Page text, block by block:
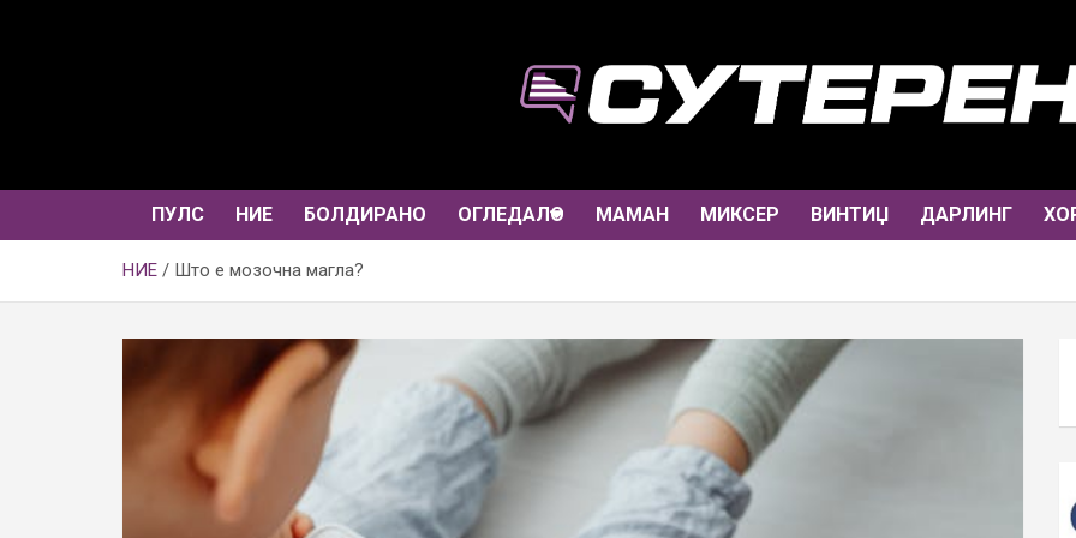
ПУЛС НИЕ БОЛДИРАНО ОГЛЕДАЛО МАМАН МИКСЕР ВИНТИЏ ДАРЛИНГ
НИЕ Што е мозочна магла?